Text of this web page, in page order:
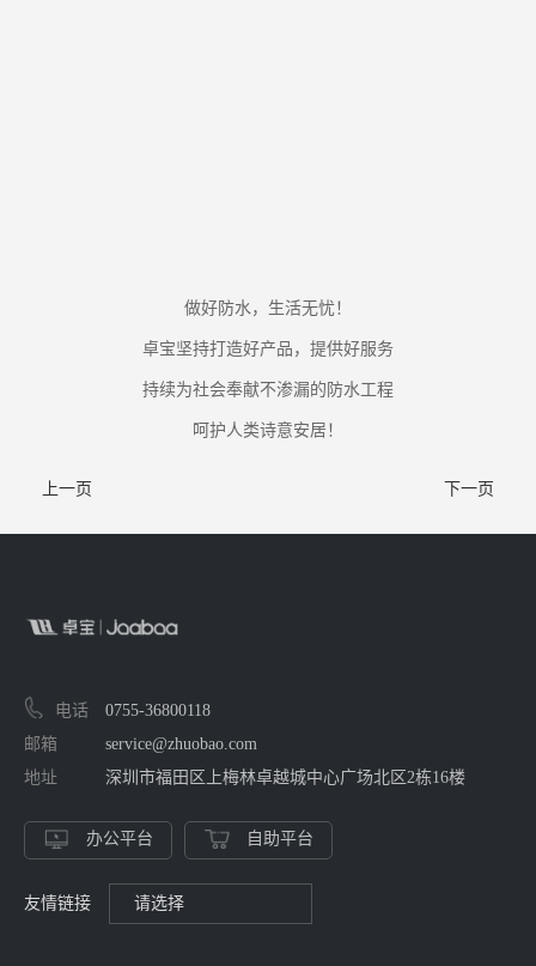
做好防水，生活无忧！
卓宝坚持打造好产品，提供好服务
持续为社会奉献不渗漏的防水工程
呵护人类诗意安居！
上一页 下一页
电话
0755-36800118
邮箱
service@zhuobao.com
地址
深圳市福田区上梅林卓越城中心广场北区2栋16楼
办公平台 自助平台
友情链接 请选择